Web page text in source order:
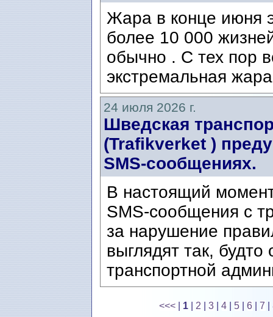
Жара в конце июня
более 10 000
обычно . С тех пор
экстремальная
24 июля 2026 г.
Шведская
(Trafikverket )
SMS-сообщениях.
В настоящий
SMS-сообщения с
за нарушение
выглядят так,
транспортной
<<< 1 2 |3 |4 5 |6 |7 |